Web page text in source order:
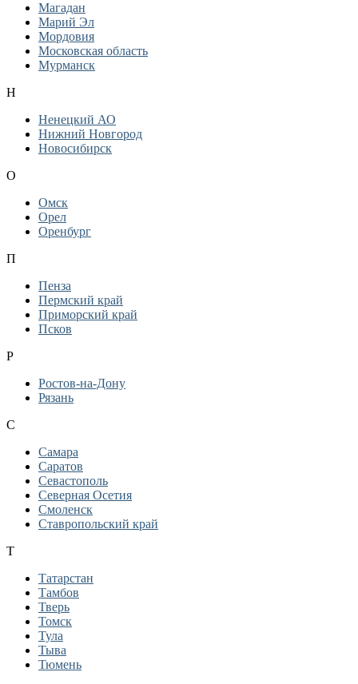
Магадан
Марий Эл
Мордовия
Московская область
Мурманск
Н
Ненецкий АО
Нижний Новгород
Новосибирск
О
Омск
Орел
Оренбург
П
Пенза
Пермский край
Приморский край
Псков
Р
Ростов-на-Дону
Рязань
С
Самара
Саратов
Севастополь
Северная Осетия
Смоленск
Ставропольский край
Т
Татарстан
Тамбов
Тверь
Томск
Тула
Тыва
Тюмень